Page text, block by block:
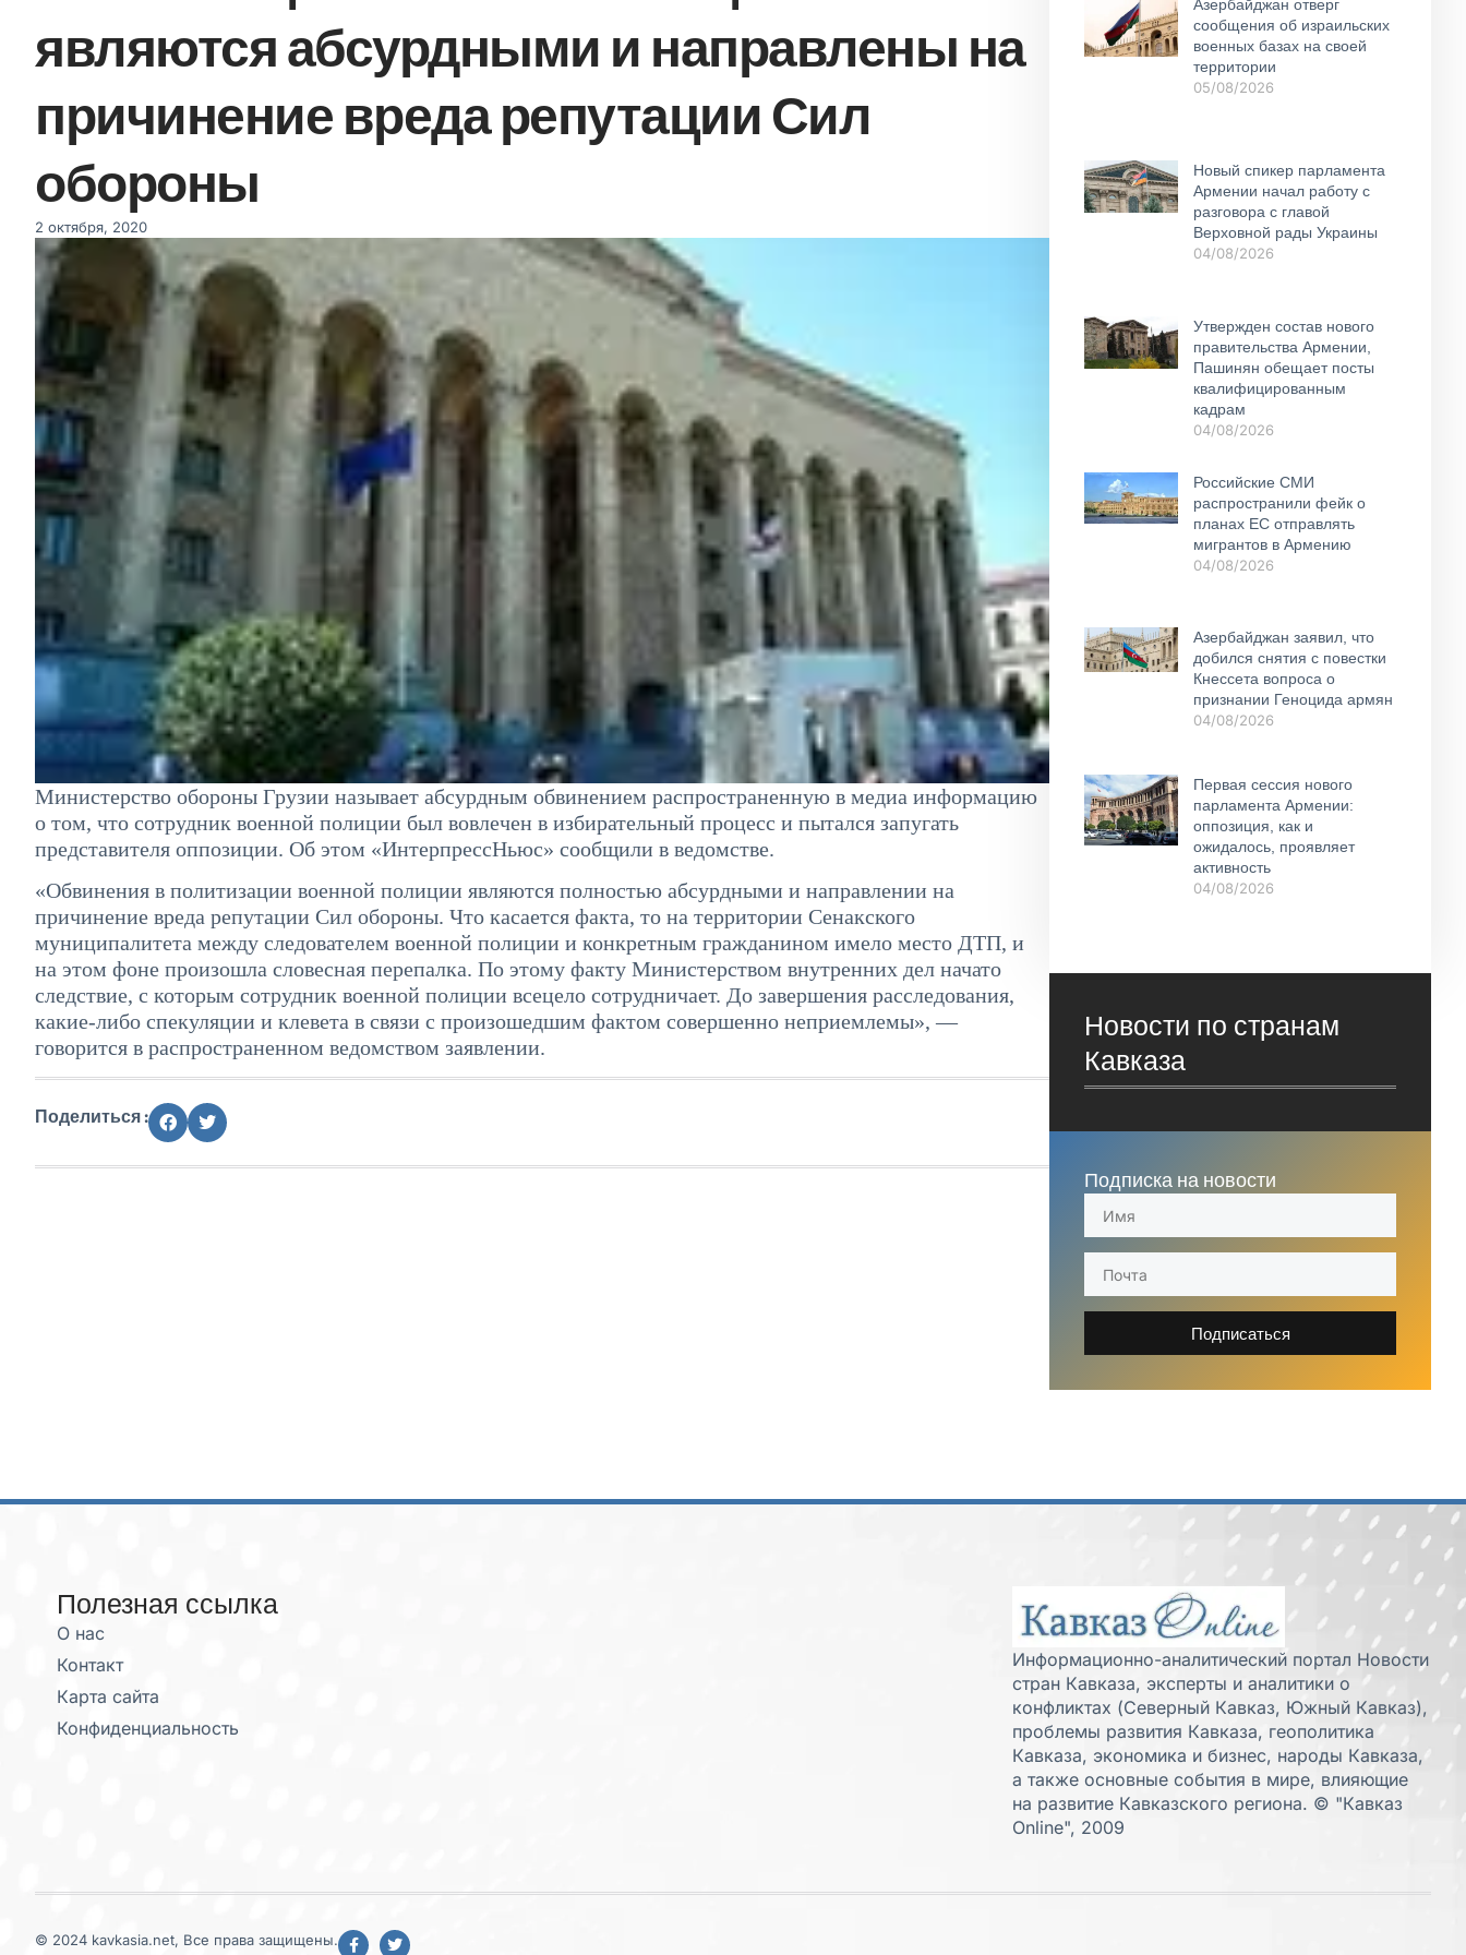
являются абсурдными и направлены на
причинение вреда репутации Сил
обороны
2 октября, 2020
Министерство обороны Грузии называет абсурдным обвинением распространенную в медиа информацию
о том, что сотрудник военной полиции был вовлечен в избирательный процесс и пытался запугать
представителя оппозиции. Об этом «ИнтерпрессНьюс» сообщили в ведомстве.
«Обвинения в политизации военной полиции являются полностью абсурдными и направлении на
причинение вреда репутации Сил обороны. Что касается факта, то на территории Сенакского
муниципалитета между следователем военной полиции и конкретным гражданином имело место ДТП, и
на этом фоне произошла словесная перепалка. По этому факту Министерством внутренних дел начато
следствие, с которым сотрудник военной полиции всецело сотрудничает. До завершения расследования,
какие-либо спекуляции и клевета в связи с произошедшим фактом совершенно неприемлемы», —
говорится в распространенном ведомством заявлении.
Поделиться :
Азербайджан отверг
сообщения об израильских
военных базах на своей
территории
05/08/2026
Новый спикер парламента
Армении начал работу с
разговора с главой
Верховной рады Украины
04/08/2026
Утвержден состав нового
правительства Армении,
Пашинян обещает посты
квалифицированным
кадрам
04/08/2026
Российские СМИ
распространили фейк о
планах ЕС отправлять
мигрантов в Армению
04/08/2026
Азербайджан заявил, что
добился снятия с повестки
Кнессета вопроса о
признании Геноцида армян
04/08/2026
Первая сессия нового
парламента Армении:
оппозиция, как и
ожидалось, проявляет
активность
04/08/2026
Новости по странам
Кавказа
Подписка на новости
Подписаться
Полезная ссылка
О нас
Контакт
Карта сайта
Конфиденциальность
Информационно-аналитический портал Новости
стран Кавказа, эксперты и аналитики о
конфликтах (Северный Кавказ, Южный Кавказ),
проблемы развития Кавказа, геополитика
Кавказа, экономика и бизнес, народы Кавказа,
а также основные события в мире, влияющие
на развитие Кавказского региона. © "Кавказ
Online", 2009
© 2024 kavkasia.net, Все права защищены.